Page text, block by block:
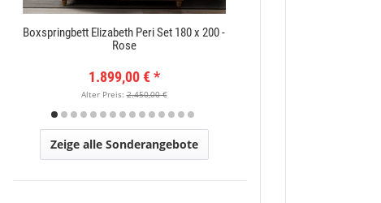
Boxspringbett Elizabeth Peri Set 180 x 200 -
Rose
1.899,00 € *
Alter Preis:2.450,00 €
Zeige alle Sonderangebote